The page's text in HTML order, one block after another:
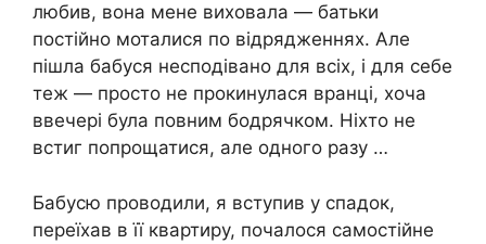
любив, вона мене виховала — батьки
постійно моталися по відрядженнях. Але
пішла бабуся несподівано для всіх, і для себе
теж — просто не прокинулася вранці, хоча
ввечері була повним бодрячком. Ніхто не
встиг попрощатися, але одного разу …
Бабусю проводили, я вступив у спадок,
переїхав в її квартиру, почалося самостійне